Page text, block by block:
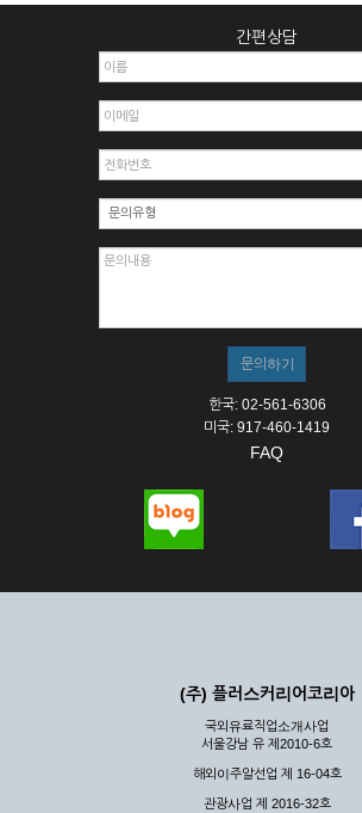
간편상담
한국: 02-561-6306
미국: 917-460-1419
FAQ
(주) 플러스커리어코리아
국외유료직업소개사업
서울강남 유 제2010-6호
해외이주알선업 제 16-04호
관광사업 제 2016-32호